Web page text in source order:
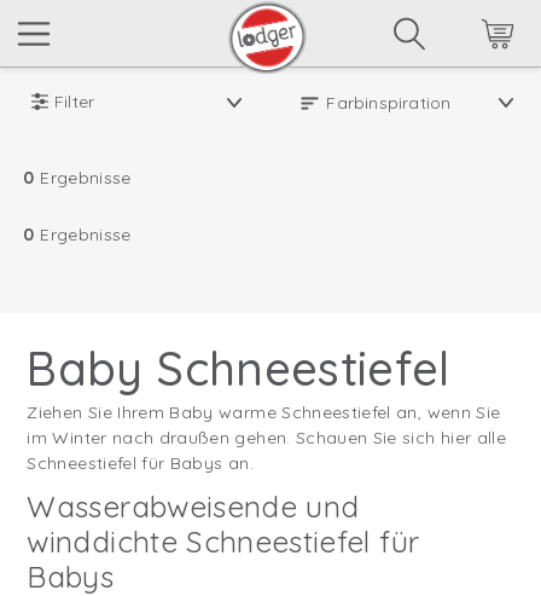
Filter
0 Ergebnisse
0 Ergebnisse
Baby Schneestiefel
Ziehen Sie Ihrem Baby warme Schneestiefel an, wenn Sie
im Winter nach draußen gehen. Schauen Sie sich hier alle
Schneestiefel für Babys an.
Wasserabweisende und
winddichte Schneestiefel für
Babys